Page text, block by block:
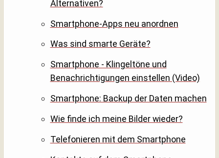
Alternativen?
Smartphone-Apps neu anordnen
Was sind smarte Geräte?
Smartphone - Klingeltöne und
Benachrichtigungen einstellen (Video)
Smartphone: Backup der Daten machen
Wie finde ich meine Bilder wieder?
Telefonieren mit dem Smartphone